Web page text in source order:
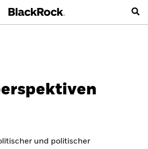
und politischer